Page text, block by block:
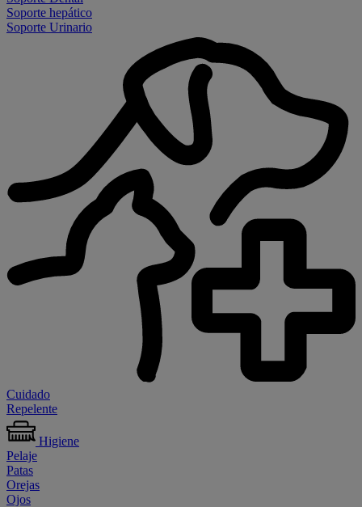
Soporte hepático
Soporte Urinario
Cuidado
Repelente
Higiene
Pelaje
Patas
Orejas
Ojos